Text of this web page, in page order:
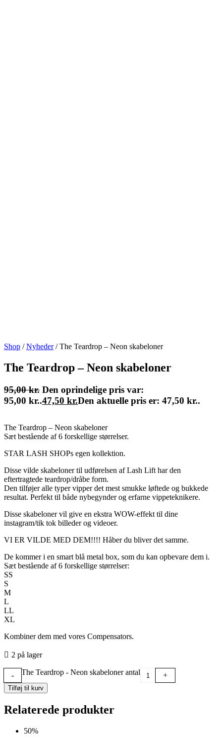
Shop /Nyheder/The Teardrop – Neon skabeloner
The Teardrop – Neon skabeloner
95,00kr. Den oprindelige pris var:
95,00 kr..47,50 kr.Den aktuelle pris er: 47,50 kr..
The Teardrop – Neon skabeloner
Sæt bestående af 6 forskellige størrelser.
STAR LASH SHOPs egen kollektion.
Disse vilde skabeloner til udførelsen af Lash Lift har den
eftertragtede teardrop/dråbe form.
Den tilføjer alle typer vipper det mest smukke løftede og bukkede
resultat. Perfekt til både nybegynder og erfarne vippeteknikere.
Disse skabeloner vil give en ekstra WOW-effekt til dine
instagram/tik tok billeder og videoer.
VI ER VILDE MED DEM!!!! Håber du bliver det samme.
De kommer i en smart blå metal box, som du kan opbevare dem i.
Sæt bestående af 6 forskellige størrelser:
SS
S
M
L
LL
XL
Kombiner dem med vores Compensators.
2 på lager
- The Teardrop - Neon skabeloner antal +
Tilføj til kurv
Relaterede produkter
50%